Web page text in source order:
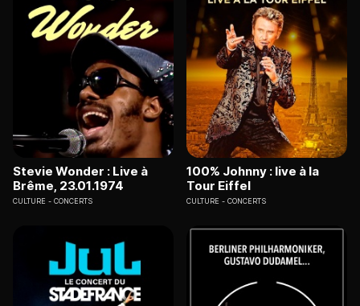
Stevie Wonder : Live à
Brême, 23.01.1974
CULTURE CONCERTS
100% Johnny : live à la
Tour Eiffel
CULTURE CONCERTS